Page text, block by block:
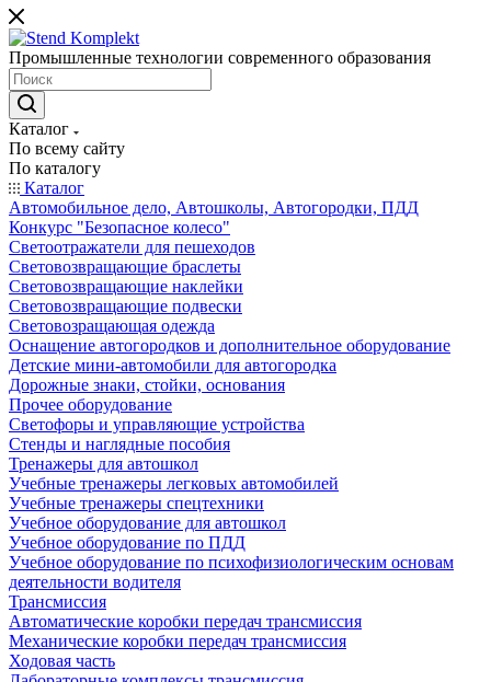
Промышленные технологии современного образования
Каталог
По всему сайту
По каталогу
Каталог
Автомобильное дело, Автошколы, Автогородки, ПДД
Конкурс "Безопасное колесо"
Светоотражатели для пешеходов
Световозвращающие браслеты
Световозвращающие наклейки
Световозвращающие подвески
Световозращающая одежда
Оснащение автогородков и дополнительное оборудование
Детские мини-автомобили для автогородка
Дорожные знаки, стойки, основания
Прочее оборудование
Светофоры и управляющие устройства
Стенды и наглядные пособия
Тренажеры для автошкол
Учебные тренажеры легковых автомобилей
Учебные тренажеры спецтехники
Учебное оборудование для автошкол
Учебное оборудование по ПДД
Учебное оборудование по психофизиологическим основам
деятельности водителя
Трансмиссия
Автоматические коробки передач трансмиссия
Механические коробки передач трансмиссия
Ходовая часть